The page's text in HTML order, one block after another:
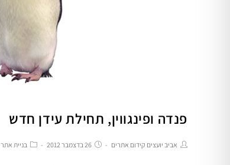
פנדה ופינגווין, תחילת עידן חדש
אביב יועצים קידום אתרים 26 בדצמבר 2012 בניית אתר